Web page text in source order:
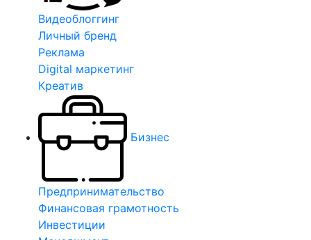
Видеоблоггинг
Личный бренд
Реклама
Digital маркетинг
Креатив
Бизнес
Предпринимательство
Финансовая грамотность
Инвестиции